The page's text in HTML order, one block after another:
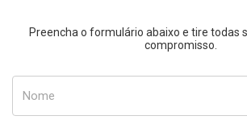
Preencha o formulário abaixo e tire todas
compromisso.